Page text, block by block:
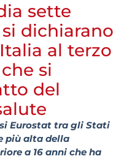
sette
dichiarano
al terzo
si
del
Eurostat tra gli Stati
più alta della
a 16 anni che ha